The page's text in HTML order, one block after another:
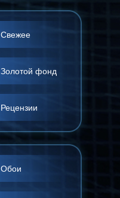
Свежее
Золотой фонд
Рецензии
Обои